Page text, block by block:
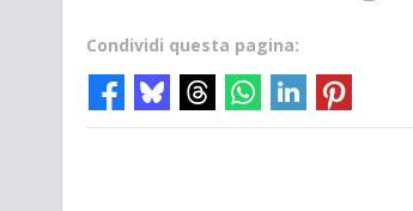
Condividi questa pagina: